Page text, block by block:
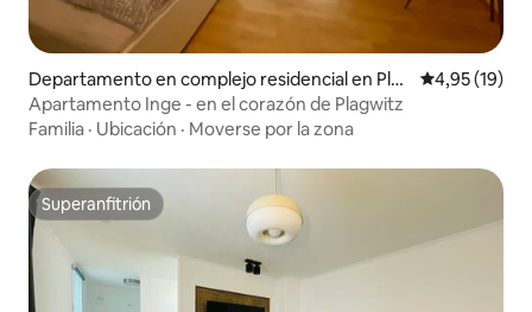
Departamento en complejo residencial en Plag
witz
Calificación
4,95 (19)
Apartamento Inge - en el corazón de Plagwitz
Familia · Ubicación · Moverse por la zona
Superanfitrión
Superanfitrión